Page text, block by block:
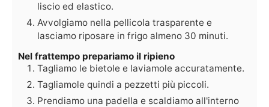
liscio ed elastico.
Avvolgiamo nella pellicola trasparente e
lasciamo riposare in frigo almeno 30 minuti.
Nel frattempo prepariamo il ripieno
Tagliamo le bietole e laviamole accuratamente.
Tagliamole quindi a pezzetti più piccoli.
Prendiamo una padella e scaldiamo all'interno